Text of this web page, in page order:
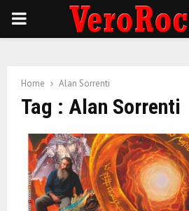
P
Home Alan Sorrenti
Tag : Alan Sorrenti